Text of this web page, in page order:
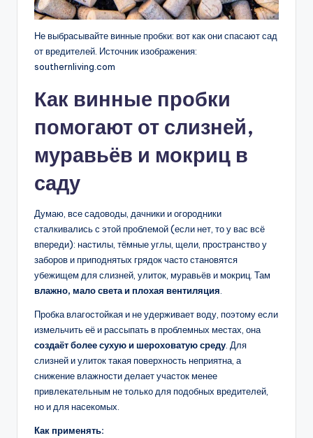
Не выбрасывайте винные пробки: вот как они спасают сад
от вредителей. Источник изображения:
southernliving.com
Как винные пробки
помогают от слизней,
муравьёв и мокриц в
саду
Думаю, все садоводы, дачники и огородники
сталкивались с этой проблемой (если нет, то у вас всё
впереди): настилы, тёмные углы, щели, пространство у
заборов и приподнятых грядок часто становятся
убежищем для слизней, улиток, муравьёв и мокриц. Там
влажно, мало света и плохая вентиляция
Пробка влагостойкая и не удерживает воду, поэтому если
измельчить её и рассыпать в проблемных местах, она
создаёт более сухую и шероховатую среду . Для
слизней и улиток такая поверхность неприятна, а
снижение влажности делает участок менее
привлекательным не только для подобных вредителей,
но и для насекомых.
Как применять: